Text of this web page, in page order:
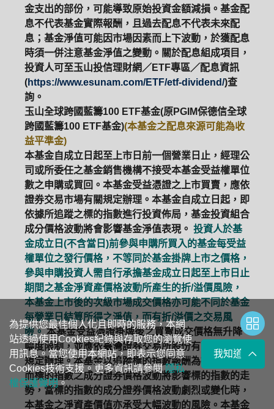
金支出的部份，可能導致原始投資金額減損。基金配
息不代表基金實際報酬，且過去配息不代表未來配
息；基金淨值可能因市場因素而上下波動，於獲配息
時須一併注意基金淨值之變動。關於配息組成項目，
投資人可至玉山投信理財網／ETF專區／配息資訊
(https://www.esunam.com/ETF/etf-dividend/)查
詢。
玉山全球跨國藍籌100 ETF基金(原PGIM保德信全球
跨國藍籌100 ETF基金)(本基金之配息來源可能為收
益平準金)
本基金自成立日起至上市日前一個營業日止，經理公
司或所委任之基金銷售機構不接受本基金受益權單位
數之申購或買回。本基金受益憑證之上市買賣，應依
證券交易市場有關規定辦理。本基金自成立日起，即
依據所追蹤之標的指數進行投資佈局，基金投資組合
成分價格波動將會影響基金淨值表現。 投資人於基
金成立日(不含當日)前參與申購所買入的基金每受益
權單位之發行價格，不等同於基金掛牌上市之價格，
參與申購投資人需自行承擔基金成立日起至上市日止
期間之基金淨資產價格波動所產生的折/溢價風險，
本基金上市後的次級市場成交價格亦可能不同於基金
每營業日結算所得之淨值，而有折/溢價之交易風
險。本基金受益憑證掛牌後之買賣成交價格無升降
幅度限制，並應依臺灣證券交易所股份有限公司有關
規定辦理。本基金以追蹤標的指數報酬為操作目標，
而標的指數之成分證券價格波動將影響標的指數的走
勢，當標的指數的成分證券價格波動劇烈或變化時，
本基金之淨資產價值亦承受大幅波動的風險。本基金
為提供您最佳個人化且即時的服務，本網
站透過使用Cookies紀錄與存取您的瀏覽使
用訊息。當您使用本網站，即表示您同意
Cookies技術支援。更多資訊請參閱隱私
權保護聲明。
我知道了